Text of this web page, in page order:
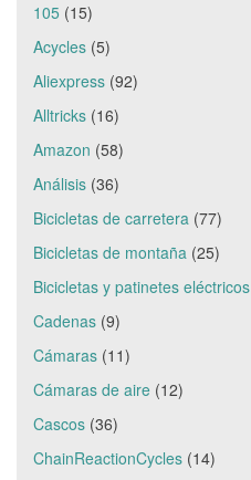
105 (15)
Acycles (5)
Aliexpress (92)
Alltricks (16)
Amazon (58)
Análisis (36)
Bicicletas de carretera (77)
Bicicletas de montaña (25)
Bicicletas y patinetes eléctricos
Cadenas (9)
Cámaras (11)
Cámaras de aire (12)
Cascos (36)
ChainReactionCycles (14)